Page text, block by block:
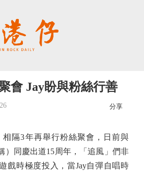
會 Jay盼與粉絲行善
分享
隔3年再舉行粉絲聚會，日前與
）同慶出道15周年，「追風」們非
戲時極度投入，當Jay自彈自唱時